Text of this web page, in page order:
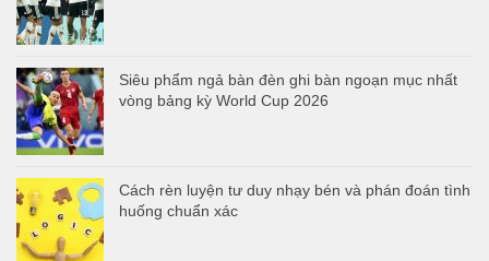
Siêu phẩm ngả bàn đèn ghi bàn ngoạn mục nhất
vòng bảng kỳ World Cup 2026
Cách rèn luyện tư duy nhạy bén và phán đoán tình
huống chuẩn xác